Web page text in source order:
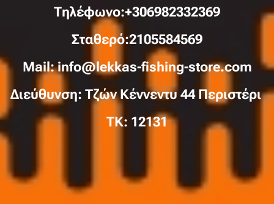
Τηλέφωνo:+306982332369
Σταθερό:2105584569
Mail: info@lekkas-fishing-store.com
Διεύθυνση: Τζών Κέννεντυ 44 Περιστέρι
TK: 12131